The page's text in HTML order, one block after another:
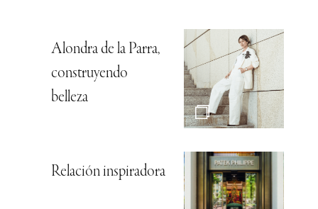
Alondra de la Parra,
construyendo
belleza
Relación inspiradora